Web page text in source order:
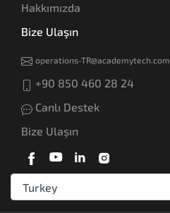
Hakkımızda
Bize Ulaşın
operations-TR@academytech.com
+90 850 460 28 24
Canlı Destek
Bize Ulaşın